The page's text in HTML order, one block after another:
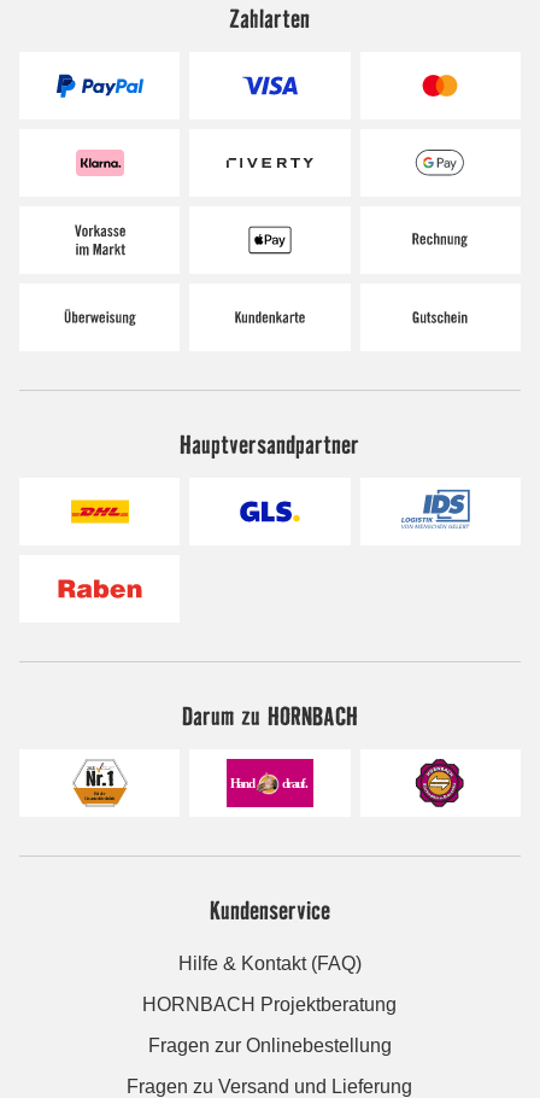
Zahlarten
Hauptversandpartner
Darum zu HORNBACH
Kundenservice
Hilfe & Kontakt (FAQ)
HORNBACH Projektberatung
Fragen zur Onlinebestellung
Fragen zu Versand und Lieferung